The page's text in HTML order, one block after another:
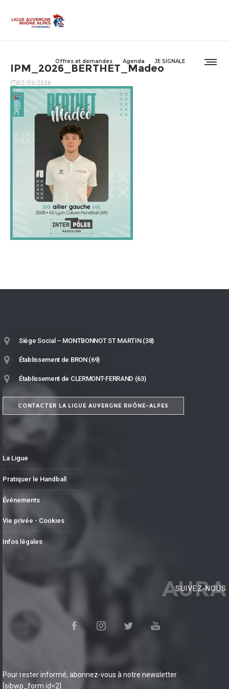
Offres et demandes Agenda JE SIGNALE
IPM_2026_BERTHET_Madeo
02/03/2026
Siège Social – MONTBONNOT ST MARTIN (38)
Établissement de BRON (69)
Établissement de CLERMONT-FERRAND (63)
CONTACTER LA LIGUE AUVERGNE RHÔNE-ALPES
La Ligue
Pratiquer le Handball
Événements
Vie privée - Cookies
Infos légales
AURA
SUIVEZ-NOUS
Pour rester informé, abonnez-vous à notre newsletter
[sibwp_form id=2]